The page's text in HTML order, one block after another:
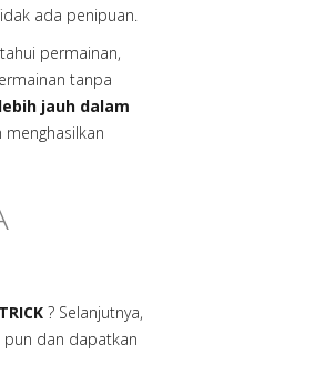
ada penipuan.
permainan,
tanpa
jauh dalam
? Selanjutnya,
pun dan dapatkan